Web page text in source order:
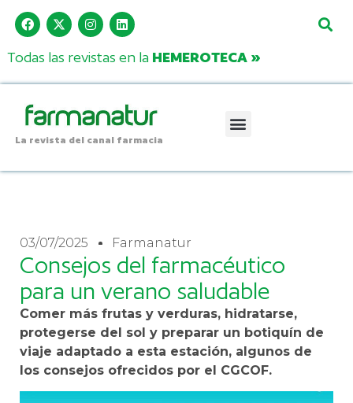
Todas las revistas en la HEMEROTECA »
La revista del canal farmacia
03/07/2025 Farmanatur
Consejos del farmacéutico
para un verano saludable
Comer más frutas y verduras, hidratarse,
protegerse del sol y preparar un botiquín de
viaje adaptado a esta estación, algunos de
los consejos ofrecidos por el CGCOF.